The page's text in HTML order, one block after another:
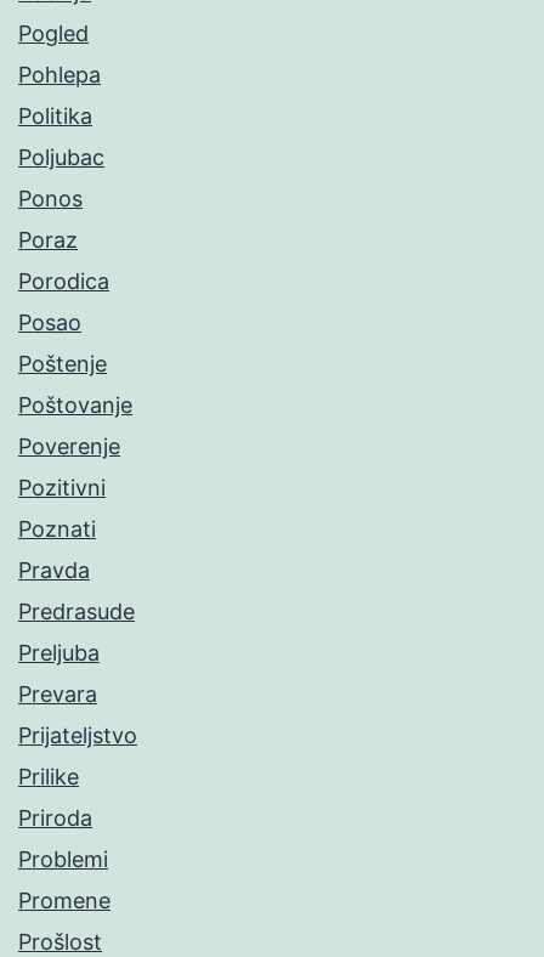
Pogled
Pohlepa
Politika
Poljubac
Ponos
Poraz
Porodica
Posao
Poštenje
Poštovanje
Poverenje
Pozitivni
Poznati
Pravda
Predrasude
Preljuba
Prevara
Prijateljstvo
Prilike
Priroda
Problemi
Promene
Prošlost